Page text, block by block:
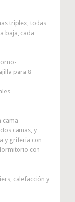
triplex, todas
baja, cada
para 8
cama
camas, y
y griferia con
con
calefacción y